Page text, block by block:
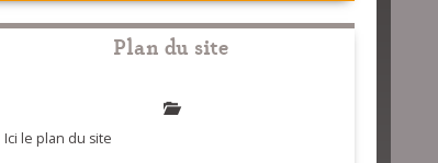
Plan du site
Ici le plan du site